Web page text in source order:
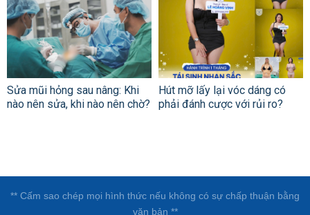
Sửa mũi hỏng sau nâng: Khi
nào nên sửa, khi nào nên chờ?
Hút mỡ lấy lại vóc dáng có
phải đánh cược với rủi ro?
** Cấm sao chép mọi hình thức nếu không có sự chấp thuận bằng
văn bản **